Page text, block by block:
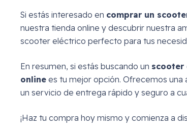
Si estás interesado en comprar un
nuestra tienda online y descubrir nuestra
scooter eléctrico perfecto para tus
En resumen, si estás buscando un scooter
online es tu mejor opción. Ofrecemos
un servicio de entrega rápido y seguro a
¡Haz tu compra hoy mismo y comienza a